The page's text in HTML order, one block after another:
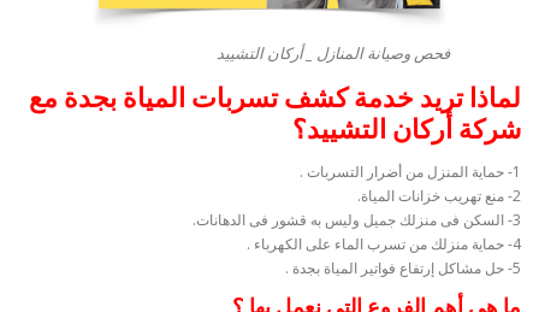
فحص وصيانة المنازل _ أركان التشييد
لماذا تريد خدمة كشف تسربات المياة بجدة مع
شركة أركان التشييد؟
1- حماية المنزل من أضرار التسربات .
2- منع تهريب خزانات المياة.
3- السكن فى منزلك جميل وليس به قشور فى الدهانات.
4- حماية منزلك من تسرب الماء على الكهرباء .
5- حل مشاكل إرتفاع فواتير المياة بجدة .